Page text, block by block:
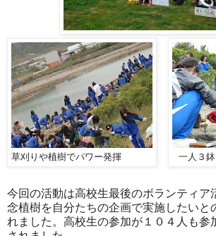
草刈りや植樹でパワー発揮 一人３
今回の活動は高校生最後のボランティア
念植樹を自分たちの企画で実施したいと
れました。高校生の参加が１０４人も参